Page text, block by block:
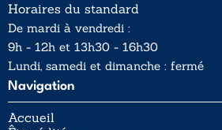
Horaires du standard
De mardi à vendredi :
9h - 12h et 13h30 - 16h30
Lundi, samedi et dimanche : fermé
Navigation
Accueil